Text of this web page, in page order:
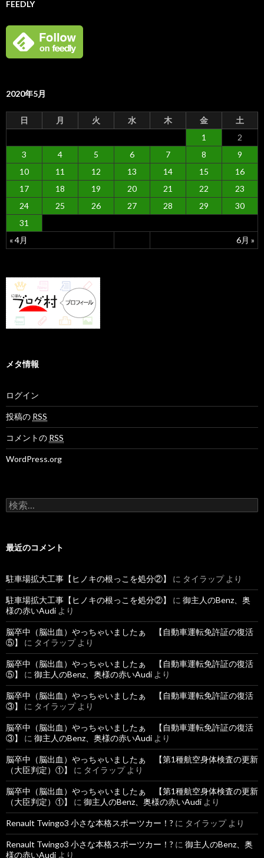
FEEDLY
2020年5月
日 月 火 水 木 金 土
« 4月 6月 »
1
2
3
4 5 6 7 8
9
10
11 12 13 14 15
16
17
18 19 20 21 22
23
24
25 26 27 28 29
30
31
メタ情報
ログイン
投稿の RSS
コメントの RSS
WordPress.org
検
索
最近のコメント
駐車場拡大工事【ヒノキの根っこを処分②】 に タイラップより
駐車場拡大工事【ヒノキの根っこを処分②】 に 御主人のBenz、奥
様の赤いAudi より
脳卒中（脳出血）やっちゃいましたぁ 【自動車運転免許証の復活
⑤】
に タイラップより
脳卒中（脳出血）やっちゃいましたぁ 【自動車運転免許証の復活
⑤】
に 御主人のBenz、奥様の赤いAudi より
脳卒中（脳出血）やっちゃいましたぁ 【自動車運転免許証の復活
③】
に タイラップより
脳卒中（脳出血）やっちゃいましたぁ 【自動車運転免許証の復活
③】
に 御主人のBenz、奥様の赤いAudi より
脳卒中（脳出血）やっちゃいましたぁ 【第1種航空身体検査の更新
（大臣判定）①】
に タイラップより
脳卒中（脳出血）やっちゃいましたぁ 【第1種航空身体検査の更新
（大臣判定）①】
に 御主人のBenz、奥様の赤いAudi より
Renault Twingo3 小さな本格スポーツカー！? に タイラップより
Renault Twingo3 小さな本格スポーツカー！? に 御主人のBenz、奥
様の赤いAudi より